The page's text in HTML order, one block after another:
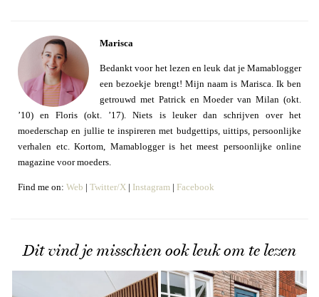
Marisca
Bedankt voor het lezen en leuk dat je Mamablogger
een bezoekje brengt! Mijn naam is Marisca. Ik ben
getrouwd met Patrick en Moeder van Milan (okt.
’10) en Floris (okt. ’17). Niets is leuker dan schrijven over het
moederschap en jullie te inspireren met budgettips, uittips, persoonlijke
verhalen etc. Kortom, Mamablogger is het meest persoonlijke online
magazine voor moeders.
Find me on: Web | Twitter/X | Instagram | Facebook
Dit vind je misschien ook leuk om te lezen